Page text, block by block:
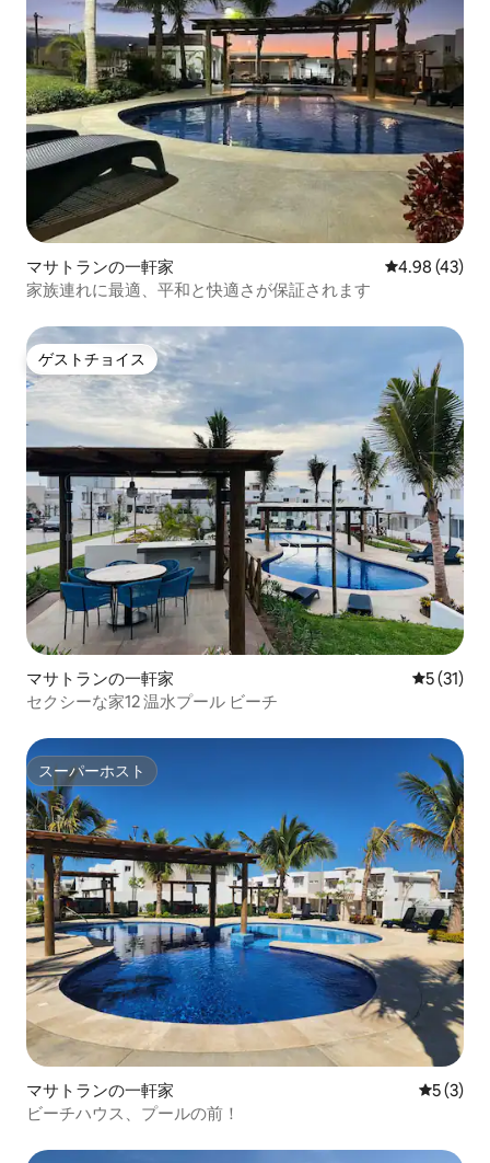
マサトランの一軒家 レビュー43
4.98 (43)
家族連れに最適、平和と快適さが保証されます
ゲストチョイス
ゲストチョイス
マサトランの一軒家 レビュー
5 (31)
セクシーな家12 温水プール ビーチ
スーパーホスト
スーパーホスト
マサトランの一軒家 レビュー
5 (3)
ビーチハウス、プールの前！